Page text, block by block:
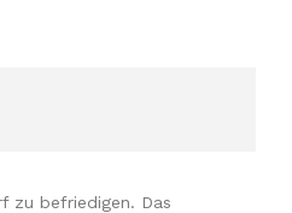
zu befriedigen. Das